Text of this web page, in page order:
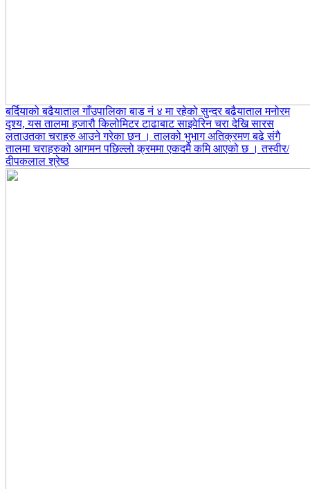
बर्दियाको बढैयाताल गाँउपालिका बाड नं ४ मा रहेको सुन्दर बढैयाताल मनोरम
दृश्य, यस तालमा हजारौ किलोमिटर टाढाबाट साइवेरिन चरा देखि सारस
लताउतका चराहरु आउने गरेका छन । तालको भुभाग अतिक्रमण बढे संगै
तालमा चराहरुको आगमन पछिल्लो क्रममा एकदमै कमि आएको छ । तस्वीर/
दीपकलाल श्रेष्ठ